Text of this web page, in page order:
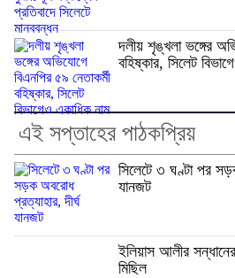
দলীয় শৃঙ্খলা ভঙ্গের
বহিষ্কার, সিলেট
এই সপ্তাহের পাঠকপ্রিয়
সিলেটে ৩ ঘণ্টা পর
যানজট
ইলিয়াস আলীর
মিছিল